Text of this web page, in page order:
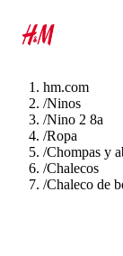
hm.com
/Ninos
/Nino 2 8a
/Ropa
/Chompas y
/Chalecos
/Chaleco de